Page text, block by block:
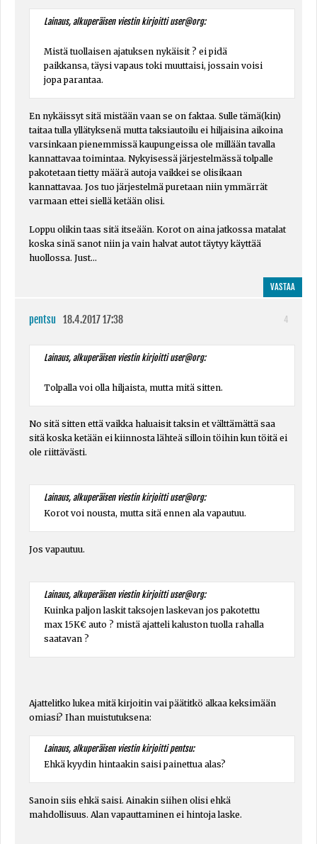
Lainaus, alkuperäisen viestin kirjoitti user@org:
Mistä tuollaisen ajatuksen nykäisit ? ei pidä
paikkansa, täysi vapaus toki muuttaisi, jossain voisi
jopa parantaa.
En nykäissyt sitä mistään vaan se on faktaa. Sulle tämä(kin)
taitaa tulla yllätyksenä mutta taksiautoilu ei hiljaisina aikoina
varsinkaan pienemmissä kaupungeissa ole millään tavalla
kannattavaa toimintaa. Nykyisessä järjestelmässä tolpalle
pakotetaan tietty määrä autoja vaikkei se olisikaan
kannattavaa. Jos tuo järjestelmä puretaan niin ymmärrät
varmaan ettei siellä ketään olisi.
Loppu olikin taas sitä itseään. Korot on aina jatkossa matalat
koska sinä sanot niin ja vain halvat autot täytyy käyttää
huollossa. Just...
VASTAA
pentsu 18.4.2017 17:38 4
Lainaus, alkuperäisen viestin kirjoitti user@org:
Tolpalla voi olla hiljaista, mutta mitä sitten.
No sitä sitten että vaikka haluaisit taksin et välttämättä saa
sitä koska ketään ei kiinnosta lähteä silloin töihin kun töitä ei
ole riittävästi.
Lainaus, alkuperäisen viestin kirjoitti user@org:
Korot voi nousta, mutta sitä ennen ala vapautuu.
Jos vapautuu.
Lainaus, alkuperäisen viestin kirjoitti user@org:
Kuinka paljon laskit taksojen laskevan jos pakotettu
max 15K€ auto ? mistä ajatteli kaluston tuolla rahalla
saatavan ?
Ajattelitko lukea mitä kirjoitin vai päätitkö alkaa keksimään
omiasi? Ihan muistutuksena:
Lainaus, alkuperäisen viestin kirjoitti pentsu:
Ehkä kyydin hintaakin saisi painettua alas?
Sanoin siis ehkä saisi. Ainakin siihen olisi ehkä
mahdollisuus. Alan vapauttaminen ei hintoja laske.